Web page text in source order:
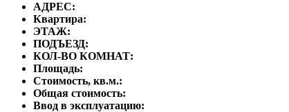
АДРЕС:
Квартира:
ЭТАЖ:
ПОДЪЕЗД:
КОЛ-ВО КОМНАТ:
Площадь:
Стоимость, кв.м.:
Общая стоимость:
Ввод в эксплуатацию: